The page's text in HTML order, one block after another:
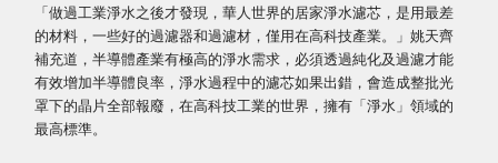
「做過工業淨水之後才發現，華人世界的居家淨水濾芯，是用最差
的材料，一些好的過濾器和過濾材，僅用在高科技產業。」姚天齊
補充道，半導體產業有極高的淨水需求，必須透過純化及過濾才能
有效增加半導體良率，淨水過程中的濾芯如果出錯，會造成整批光
罩下的晶片全部報廢，在高科技工業的世界，擁有「淨水」領域的
最高標準。